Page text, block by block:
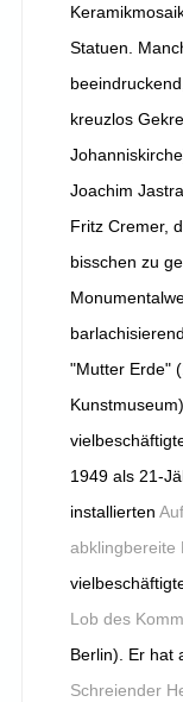
Statuen.
kreuzlos
Joachim
Fritz Cremer,
bisschen zu
"Mutter Erde"
1949 als 21-
installierten
abklingbereite
Lob des
Berlin). Er hat
Schreiender